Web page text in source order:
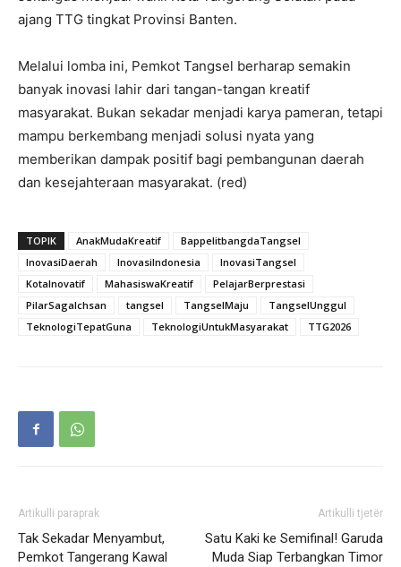
ajang TTG tingkat Provinsi Banten.
Melalui lomba ini, Pemkot Tangsel berharap semakin
banyak inovasi lahir dari tangan-tangan kreatif
masyarakat. Bukan sekadar menjadi karya pameran, tetapi
mampu berkembang menjadi solusi nyata yang
memberikan dampak positif bagi pembangunan daerah
dan kesejahteraan masyarakat. (red)
TOPIK AnakMudaKreatif
BappelitbangdaTangsel
InovasiDaerah
InovasiIndonesia
InovasiTangsel
KotaInovatif
MahasiswaKreatif
PelajarBerprestasi
PilarSagaIchsan
tangsel TangselMaju
TangselUnggul
TeknologiTepatGuna
TeknologiUntukMasyarakat TTG2026
Artikulli paraprak
Tak Sekadar Menyambut,
Pemkot Tangerang Kawal
Artikulli tjetër
Satu Kaki ke Semifinal! Garuda
Muda Siap Terbangkan Timor